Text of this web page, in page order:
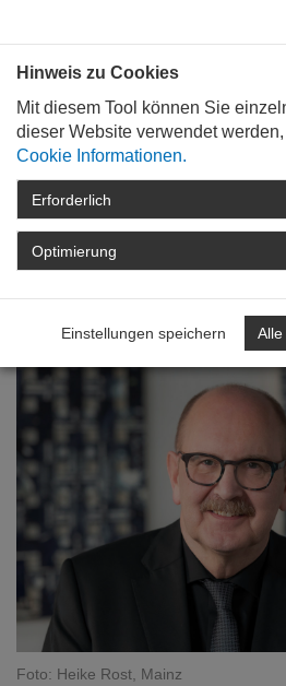
STARTSEITE
70 Jahre AKRP
Foto: Heike Rost, Mainz
Hinweis zu Cookies
Mit diesem Tool können Sie
dieser Website verwendet
Cookie Informationen.
Erforderlich
Optimierung
Einstellungen speichern